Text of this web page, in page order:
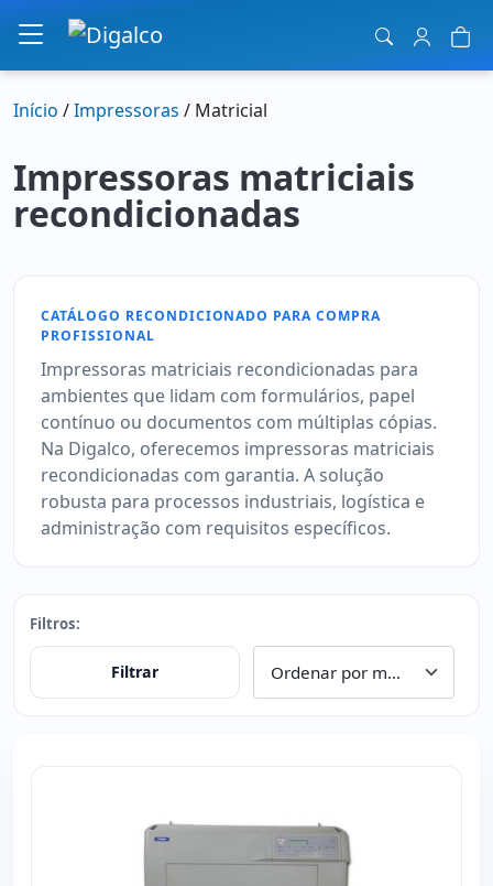
Navegação principal
Início /Impressoras / Matricial
Impressoras matriciais
recondicionadas
CATÁLOGO RECONDICIONADO PARA COMPRA
PROFISSIONAL
Impressoras matriciais recondicionadas para
ambientes que lidam com formulários, papel
contínuo ou documentos com múltiplas cópias.
Na Digalco, oferecemos impressoras matriciais
recondicionadas com garantia. A solução
robusta para processos industriais, logística e
administração com requisitos específicos.
Filtros:
Filtrar